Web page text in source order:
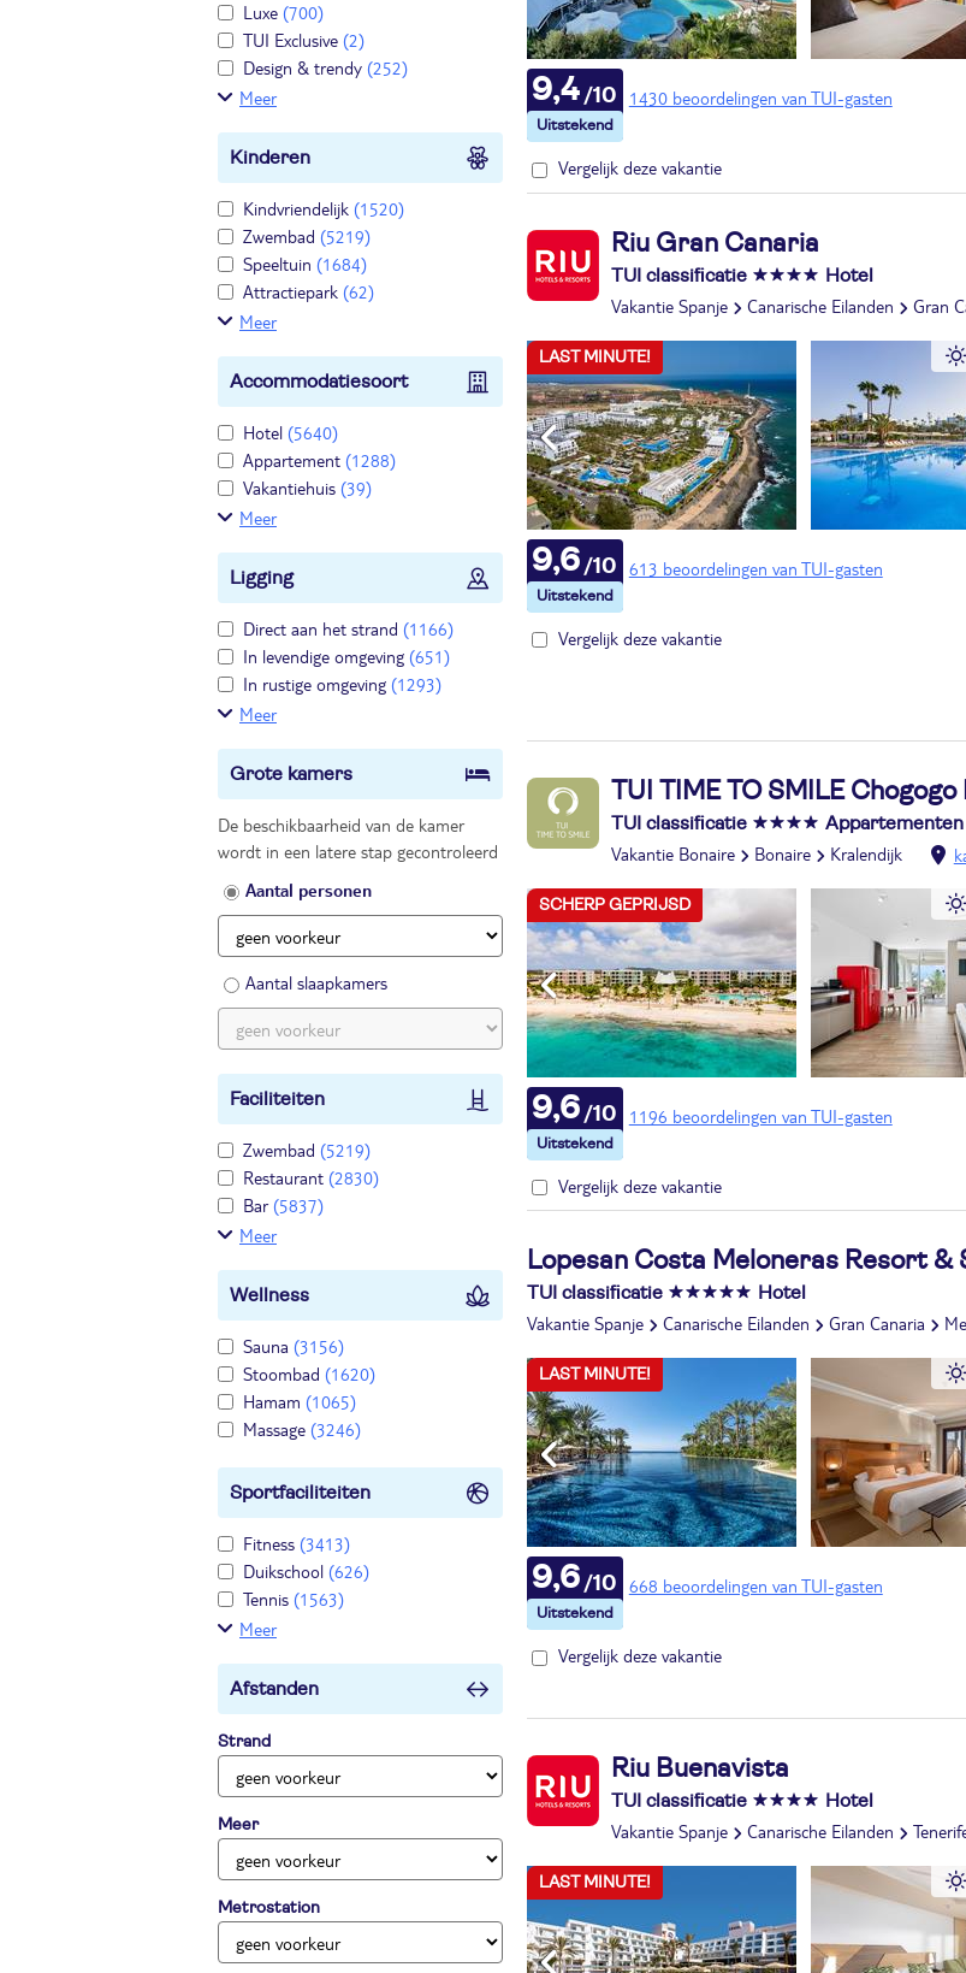
Luxe (700)
TUI Exclusive (2)
Design & trendy (252)
Meer
Kinderen
Kindvriendelijk (1520)
Zwembad (5219)
Speeltuin (1684)
Attractiepark (62)
Meer
Accommodatiesoort
Hotel (5640)
Appartement (1288)
Vakantiehuis (39)
Meer
Ligging
Direct aan het strand (1166)
In levendige omgeving (651)
In rustige omgeving (1293)
Meer
Grote kamers
De beschikbaarheid van de kamer
wordt in een latere stap gecontroleerd
Aantal personen
Aantal slaapkamers
Faciliteiten
Zwembad (5219)
Restaurant (2830)
Bar(5837)
Meer
Wellness
Sauna (3156)
Stoombad (1620)
Hamam (1065)
Massage (3246)
Sportfaciliteiten
Fitness (3413)
Duikschool (626)
Tennis (1563)
Meer
Afstanden
Strand
Meer
Metrostation
1430 beoordelingen van TUI-gasten
9,4
Vergelijk deze vakantie
Riu Gran Canaria
TUI classificatie Hotel
Vakantie Spanje Canarische Eilanden Gran
LAST MINUTE!
613 beoordelingen van TUI-gasten
9,6
Vergelijk deze vakantie
TUI TIME TO SMILE
TUI classificatie Appartementen
Vakantie Bonaire Bonaire Kralendijk
SCHERP GEPRIJSD
1196 beoordelingen van TUI-gasten
9,6
Vergelijk deze vakantie
Lopesan Costa Meloneras Resort &
TUI classificatie Hotel
Vakantie Spanje Canarische Eilanden Gran Canaria
LAST MINUTE!
668 beoordelingen van TUI-gasten
9,6
Vergelijk deze vakantie
Riu Buenavista
TUI classificatie Hotel
Vakantie Spanje Canarische Eilanden
LAST MINUTE!